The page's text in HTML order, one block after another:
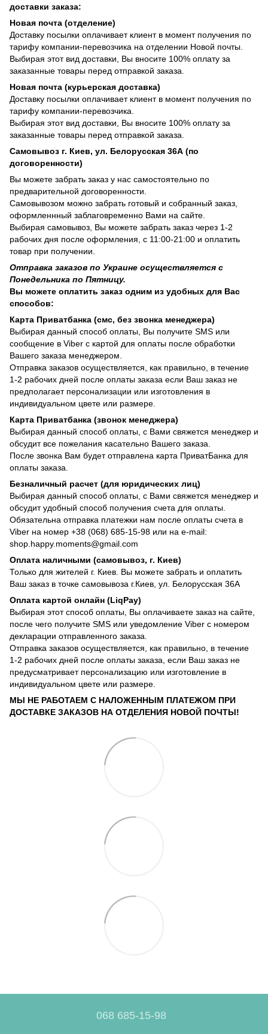
доставки заказа:
Новая почта (отделение)
Доставку посылки оплачивает клиент в момент получения по
тарифу компании-перевозчика на отделении Новой почты.
Выбирая этот вид доставки, Вы вносите 100% оплату за
заказанные товары перед отправкой заказа.
Новая почта (курьерская доставка)
Доставку посылки оплачивает клиент в момент получения по
тарифу компании-перевозчика.
Выбирая этот вид доставки, Вы вносите 100% оплату за
заказанные товары перед отправкой заказа.
Самовывоз г. Киев, ул. Белорусская 36А (по
договоренности)
Вы можете забрать заказ у нас самостоятельно по
предварительной договоренности.
Самовывозом можно забрать готовый и собранный заказ,
оформленнный заблаговременно Вами на сайте.
Выбирая самовывоз, Вы можете забрать заказ через 1-2
рабочих дня после оформления, с 11:00-21:00 и оплатить
товар при получении.
Отправка заказов по Украине осуществляется с
Понедельника по Пятницу.
Вы можете оплатить заказ одним из удобных для Вас
способов:
Карта Приватбанка (смс, без звонка менеджера)
Выбирая данный способ оплаты, Вы получите SMS или
сообщение в Viber с картой для оплаты после обработки
Вашего заказа менеджером.
Отправка заказов осуществляется, как правильно, в течение
1-2 рабочих дней после оплаты заказа если Ваш заказ не
предполагает персонализации или изготовления в
индивидуальном цвете или размере.
Карта Приватбанка (звонок менеджера)
Выбирая данный способ оплаты, с Вами свяжется менеджер и
обсудит все пожелания касательно Вашего заказа.
После звонка Вам будет отправлена карта ПриватБанка для
оплаты заказа.
Безналичный расчет (для юридических лиц)
Выбирая данный способ оплаты, с Вами свяжется менеджер и
обсудит удобный способ получения счета для оплаты.
Обязательна отправка платежки нам после оплаты счета в
Viber на номер +38 (068) 685-15-98 или на e-mail:
shop.happy.moments@gmail.com
Оплата наличными (самовывоз, г. Киев)
Только для жителей г. Киев. Вы можете забрать и оплатить
Ваш заказ в точке самовывоза г.Киев, ул. Белорусская 36А
Оплата картой онлайн (LiqPay)
Выбирая этот способ оплаты, Вы оплачиваете заказ на сайте,
после чего получите SMS или уведомление Viber с номером
декларации отправленного заказа.
Отправка заказов осуществляется, как правильно, в течение
1-2 рабочих дней после оплаты заказа, если Ваш заказ не
предусматривает персонализацию или изготовление в
индивидуальном цвете или размере.
МЫ НЕ РАБОТАЕМ С НАЛОЖЕННЫМ ПЛАТЕЖОМ ПРИ
ДОСТАВКЕ ЗАКАЗОВ НА ОТДЕЛЕНИЯ НОВОЙ ПОЧТЫ!
068 685-15-98